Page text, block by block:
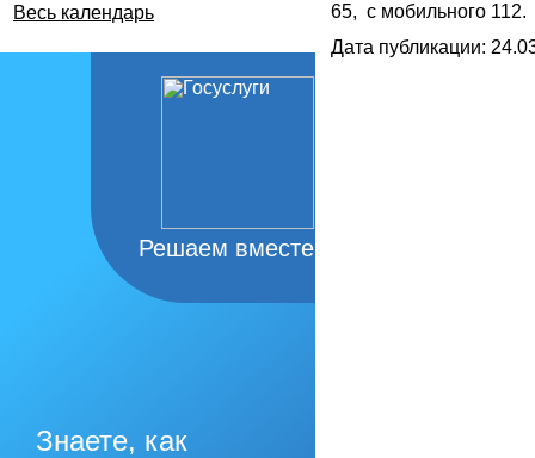
Весь календарь
Решаем вместе
Знаете, как
65, с мобильного 112.
Дата публикации: